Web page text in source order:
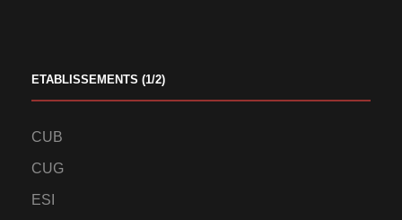
ETABLISSEMENTS (1/2)
CUB
CUG
ESI